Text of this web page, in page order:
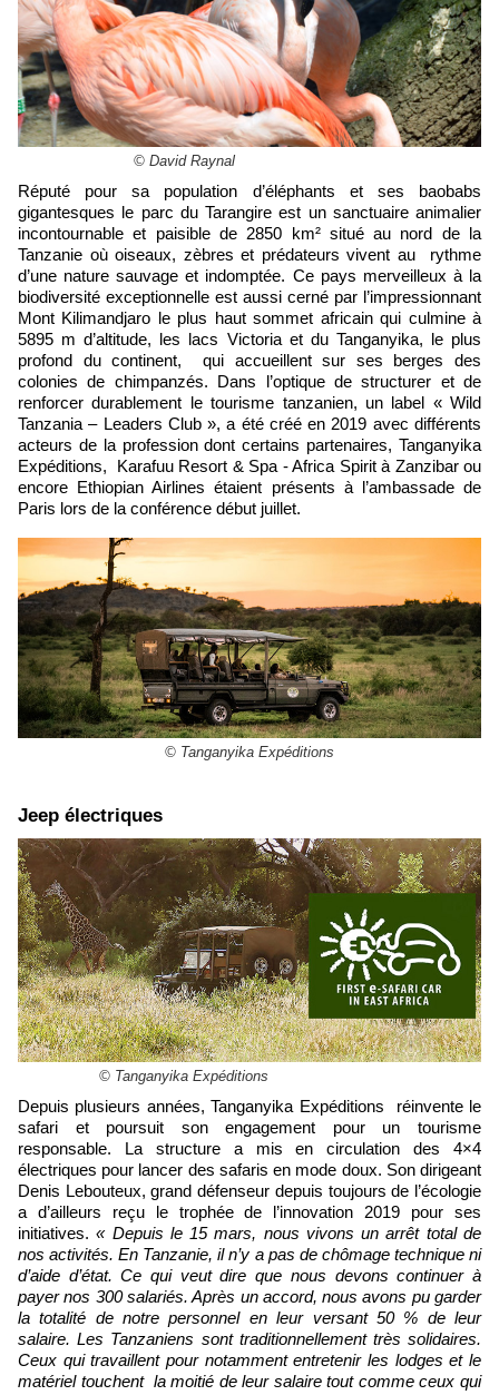
© David Raynal
Réputé pour sa population d’éléphants et ses baobabs
gigantesques le parc du Tarangire est un sanctuaire animalier
incontournable et paisible de 2850 km² situé au nord de la
Tanzanie où oiseaux, zèbres et prédateurs vivent au rythme
d’une nature sauvage et indomptée. Ce pays merveilleux à la
biodiversité exceptionnelle est aussi cerné par l’impressionnant
Mont Kilimandjaro le plus haut sommet africain qui culmine à
5895 m d’altitude, les lacs Victoria et du Tanganyika, le plus
profond du continent, qui accueillent sur ses berges des
colonies de chimpanzés. Dans l’optique de structurer et de
renforcer durablement le tourisme tanzanien, un label « Wild
Tanzania – Leaders Club », a été créé en 2019 avec différents
acteurs de la profession dont certains partenaires, Tanganyika
Expéditions, Karafuu Resort & Spa - Africa Spirit à Zanzibar ou
encore Ethiopian Airlines étaient présents à l’ambassade de
Paris lors de la conférence début juillet.
© Tanganyika Expéditions
Jeep électriques
© Tanganyika Expéditions
Depuis plusieurs années, Tanganyika Expéditions réinvente le
safari et poursuit son engagement pour un tourisme
responsable. La structure a mis en circulation des 4×4
électriques pour lancer des safaris en mode doux. Son dirigeant
Denis Lebouteux, grand défenseur depuis toujours de l’écologie
a d’ailleurs reçu le trophée de l’innovation 2019 pour ses
initiatives.« Depuis le 15 mars, nous vivons un arrêt total de
nos activités. En Tanzanie, il n’y a pas de chômage technique ni
d’aide d’état. Ce qui veut dire que nous devons continuer à
payer nos 300 salariés. Après un accord, nous avons pu garder
la totalité de notre personnel en leur versant 50 % de leur
salaire. Les Tanzaniens sont traditionnellement très solidaires.
Ceux qui travaillent pour notamment entretenir les lodges et le
matériel touchent la moitié de leur salaire tout comme ceux qui